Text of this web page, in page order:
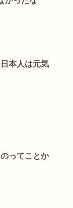
本人は元気
ってことか